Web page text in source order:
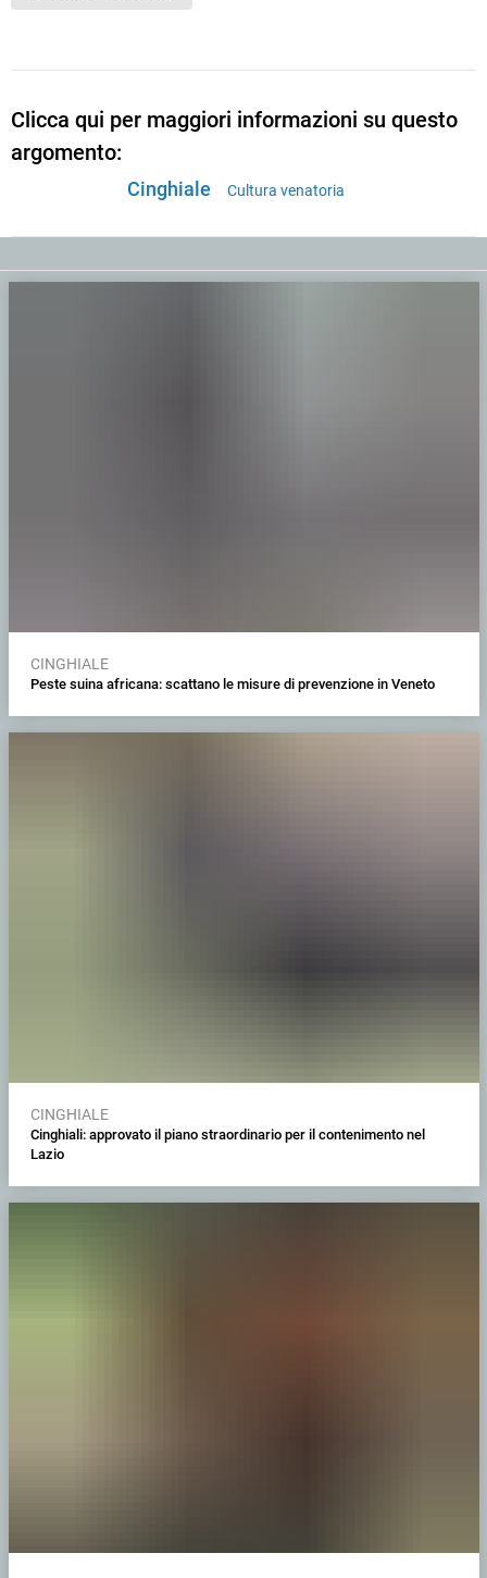
Clicca qui per maggiori informazioni su questo
argomento:
Cinghiale Cultura venatoria
CINGHIALE
Peste suina africana: scattano le misure di prevenzione in Veneto
CINGHIALE
Cinghiali: approvato il piano straordinario per il contenimento nel
Lazio